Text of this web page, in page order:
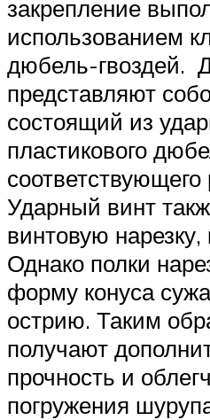
закрепление
использованием
дюбель-гвоздей.
представляют
состоящий из
пластикового
Ударный винт
винтовую
Однако полки
форму конуса
острию. Таким
получают
прочность и
погружения